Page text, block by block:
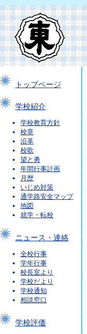
トップページ
学校紹介
学校教育方針
校章
沿革
校歌
望と勇
年間行事計画
月歴
いじめ対策
通学路安全マップ
地図
就学・転校
ニュース・連絡
全校行事
学年行事
校長室より
学校だより
学校通知
相談窓口
学校評価